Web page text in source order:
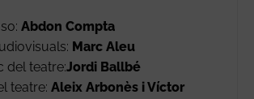
Abdon Compta
Marc Aleu
del teatre:Jordi Ballbé
teatre: Aleix Arbonès i Víctor